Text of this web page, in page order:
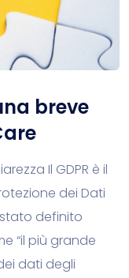
breve
Il GDPR è il
dei Dati
stato definito
“il più grande
dati degli